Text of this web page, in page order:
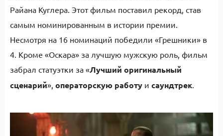
Райана Куглера. Этот фильм поставил рекорд, став
самым номинированным в истории премии.
Несмотря на 16 номинаций победили «Грешники» в
4. Кроме «Оскара» за лучшую мужскую роль, фильм
забрал статуэтки за «Лучший оригинальный
сценарий», операторскую работу и саундтрек.